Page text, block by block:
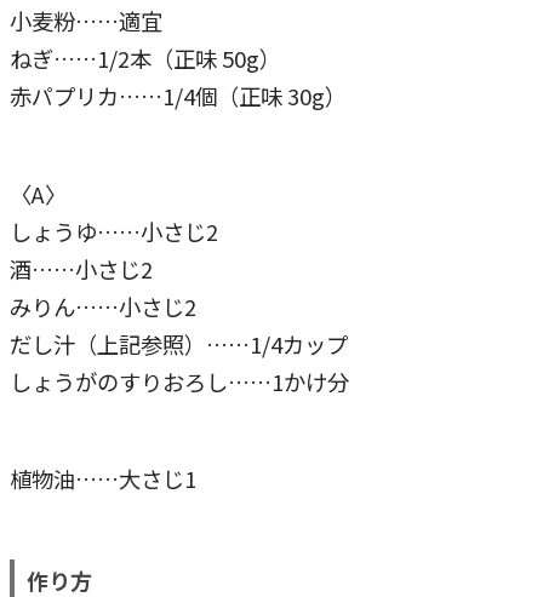
小麦粉……適宜
ねぎ……1/2本（正味 50g）
赤パプリカ……1/4個（正味 30g）
〈A〉
しょうゆ……小さじ2
酒……小さじ2
みりん……小さじ2
だし汁（上記参照）……1/4カップ
しょうがのすりおろし……1かけ分
植物油……大さじ1
作り方